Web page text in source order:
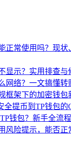
正常使用吗？现
显示？实用排查与
网络？一文搞懂
框架下的加密钱包
全提币到TP钱包的
钱包？新手全流
风险提示，能否正